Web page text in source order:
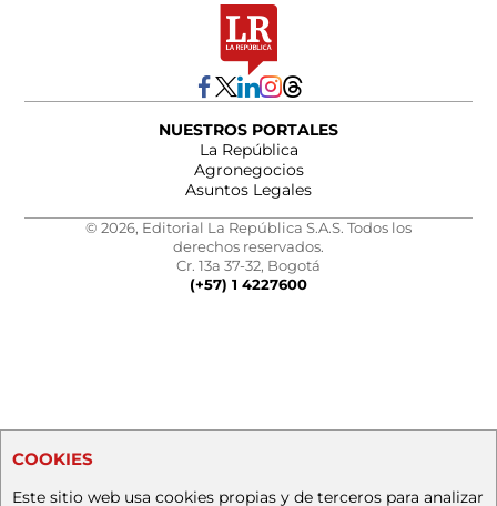
NUESTROS PORTALES
La República
Agronegocios
Asuntos Legales
© 2026, Editorial La República S.A.S. Todos los
derechos reservados.
Cr. 13a 37-32, Bogotá
(+57) 1 4227600
COOKIES
Este sitio web usa cookies propias y de terceros para analizar